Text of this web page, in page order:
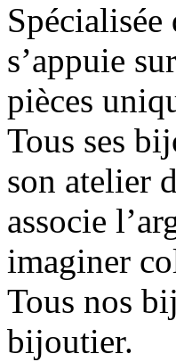
s’appuie
pièces
Tous ses
son atelier
associe
imaginer
Tous nos
bijoutier.